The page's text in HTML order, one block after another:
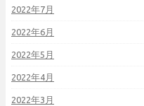
2022年7月
2022年6月
2022年5月
2022年4月
2022年3月